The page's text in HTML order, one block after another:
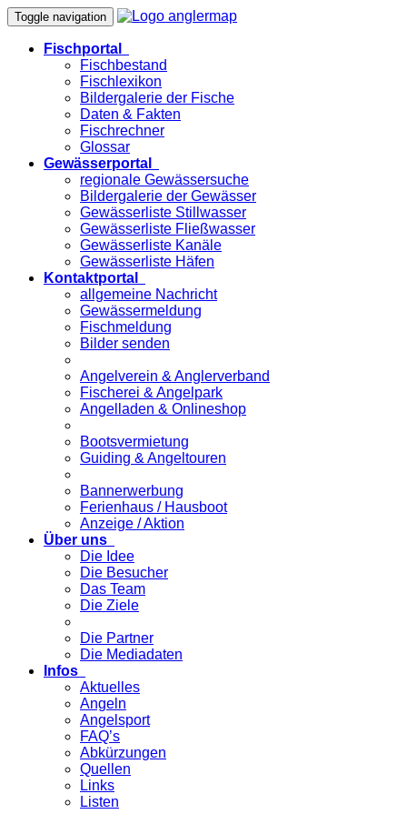
Toggle navigation
Fischportal
Fischbestand
Fischlexikon
Bildergalerie der Fische
Daten & Fakten
Fischrechner
Glossar
Gewässerportal
regionale Gewässersuche
Bildergalerie der Gewässer
Gewässerliste Stillwasser
Gewässerliste Fließwasser
Gewässerliste Kanäle
Gewässerliste Häfen
Kontaktportal
allgemeine Nachricht
Gewässermeldung
Fischmeldung
Bilder senden
Angelverein & Anglerverband
Fischerei & Angelpark
Angelladen & Onlineshop
Bootsvermietung
Guiding & Angeltouren
Bannerwerbung
Ferienhaus / Hausboot
Anzeige / Aktion
Über uns
Die Idee
Die Besucher
Das Team
Die Ziele
Die Partner
Die Mediadaten
Infos
Aktuelles
Angeln
Angelsport
FAQ’s
Abkürzungen
Quellen
Links
Listen